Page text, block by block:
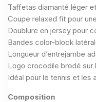
Taffetas diamanté léger
Coupe relaxed fit pour
Doublure en jersey pour
Bandes color-block
Longueur d’entrejambe
Logo crocodile brodé sur
Idéal pour le tennis et les
Composition